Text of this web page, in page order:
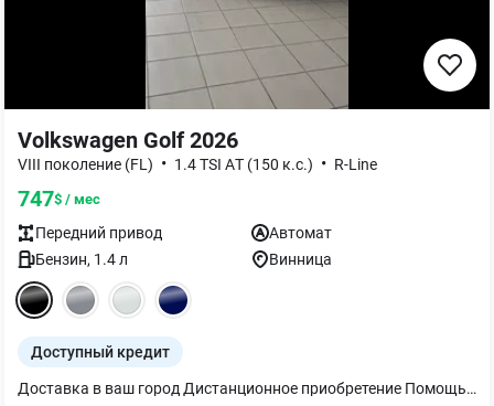
Volkswagen Golf 2026
VIII поколение (FL) • 1.4 TSI AТ (150 к.с.) • R-Line
747$ / мес
Передний привод
Автомат
Бензин, 1.4л Винница
Доступный кредит
Доставка в ваш город Дистанционное приобретение Помощь с финансовым мониторингом Финансирование: кредит, лизинг Программа Trade-in – обмен на ваш автомобиль НДС Новый Golf R-Line 1.4 TSI Комплектация с дополнительными опциями : -Система кругового обзора "Area View" включена с камерой заднего вида "Rear View" -Digital Cockpit Pro цифровая панель приборов 10,2 дюйма -"Keyless Access" -"Black Style" -Выбор профиля езды -Руль мультифункциональный спортивный кожаный с подогревом и клавишами переключения передач -Ассистент смены полосы движения "Side Assist" -Климат-контроль "Air Care Climatronic" с трехзонным регулированием -Адаптивный круиз-контроль ACC вкл. с системой фронтального контроля "Front" с функцией экстренного торможения -Ассистент дальнего света "Light Assist" вкл. пакет "Свет и обзор"